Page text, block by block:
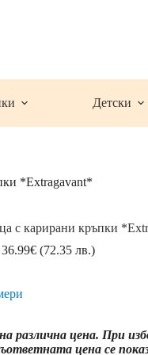
Детски
*Extragavant*
с карирани кръпки
36.99€(72.35 лв.)Price
36.99€
(72.35
различна цена. При
цена се